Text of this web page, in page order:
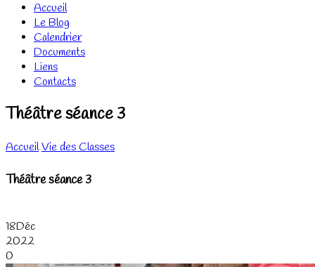
Accueil
Le Blog
Calendrier
Documents
Liens
Contacts
Théâtre séance 3
AccueilVie des Classes
Théâtre séance 3
18Déc
2022
0